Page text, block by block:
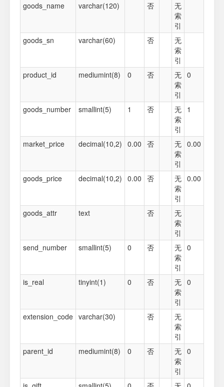
goods_name varchar(120) 否
无
索
引
goods_sn
varchar(60) 否
无
索
引
product_id
mediumint(8) 0 否
无
索
引
0
goods_number smallint(5) 1 否
无
索
引
1
market_price decimal(10,2) 0.00 否
无
索
引
0.00
goods_price decimal(10,2) 0.00 否
无
索
引
0.00
goods_attr text 否
无
索
引
send_number
smallint(5) 0 否
无
索
引
0
is_real tinyint(1) 0 否
无
索
引
0
extension_code varchar(30) 否
无
索
引
parent_id
mediumint(8) 0 否
无
索
引
0